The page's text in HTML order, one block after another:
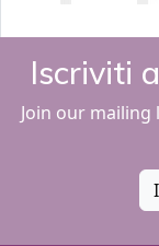
Iscriviti
Join our